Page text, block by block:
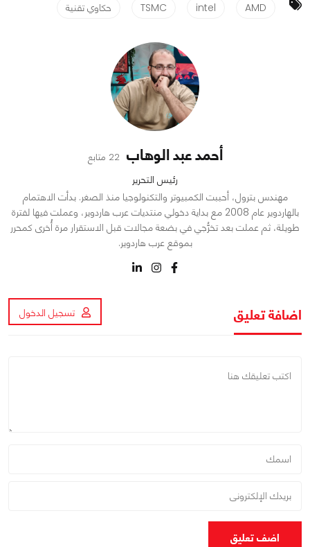
AMD
intel
TSMC حكاوي تقنية
أحمد عبد الوهاب 22 متابع
رئيس التحرير
مهندس بترول، أحببت الكمبيوتر والتكنولوجيا منذ الصغر. بدأت الاهتمام
بالهاردوير عام 2008 مع بداية دخولي منتديات عرب هاردوير، وعملت فيها لفترة
طويلة، ثم عملت بعد تخرُّجي في بضعة مجالات قبل الاستقرار مرة أُخرى كمحرر
بموقع عرب هاردوير.
اضافة تعليق تسجيل الدخول
اضف تعليق